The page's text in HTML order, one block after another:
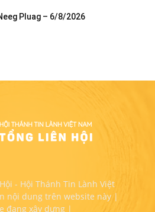
Pluag – 6/8/2026
- Hội Thánh Tin Lành Việt
nội dung trên website này |
đang xây dựng |